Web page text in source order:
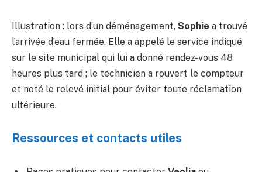
Illustration : lors d’un déménagement, Sophie a trouvé
l’arrivée d’eau fermée. Elle a appelé le service indiqué
sur le site municipal qui lui a donné rendez-vous 48
heures plus tard ; le technicien a rouvert le compteur
et noté le relevé initial pour éviter toute réclamation
ultérieure.
Ressources et contacts utiles